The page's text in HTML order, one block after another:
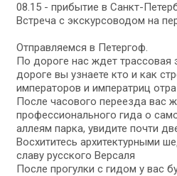
08.15 - прибытие в Санкт-
Встреча с экскурсоводом на
Отправляемся в Петергоф.
По дороге нас ждет трассовая
дороге вы узнаете кто и как
императоров и императриц
После часового переезда вас
профессионального гида о
аллеям парка, увидите почти
Восхититесь архитектурными
славу русского Версаля
После прогулки с гидом у вас